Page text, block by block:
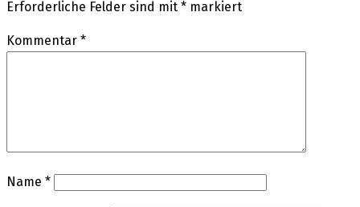
Erforderliche Felder sind mit * markiert
Kommentar *
Name *